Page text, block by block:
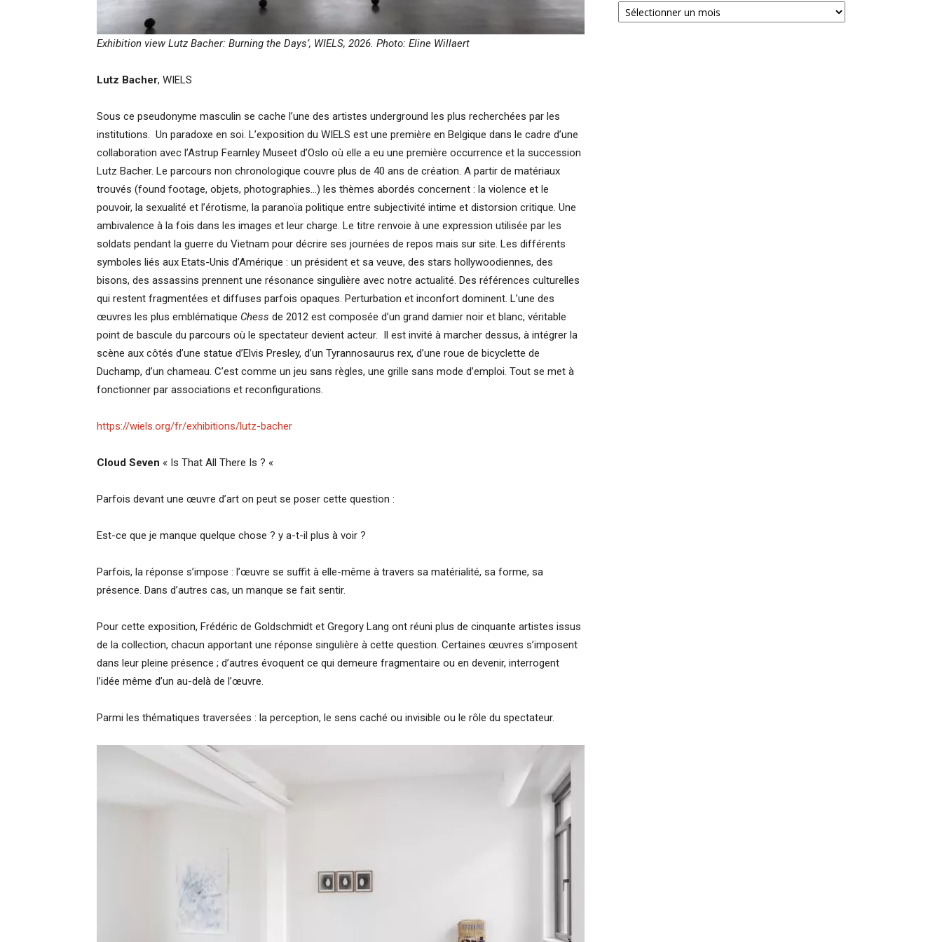
Exhibition view Lutz Bacher: Burning the Days’, WIELS, 2026. Photo: Eline Willaert
Lutz Bacher, WIELS
Sous ce pseudonyme masculin se cache l’une des artistes underground les plus recherchées par les
institutions. Un paradoxe en soi. L’exposition du WIELS est une première en Belgique dans le cadre d’une
collaboration avec l’Astrup Fearnley Museet d’Oslo où elle a eu une première occurrence et la succession
Lutz Bacher. Le parcours non chronologique couvre plus de 40 ans de création. A partir de matériaux
trouvés (found footage, objets, photographies…) les thèmes abordés concernent : la violence et le
pouvoir, la sexualité et l’érotisme, la paranoïa politique entre subjectivité intime et distorsion critique. Une
ambivalence à la fois dans les images et leur charge. Le titre renvoie à une expression utilisée par les
soldats pendant la guerre du Vietnam pour décrire ses journées de repos mais sur site. Les différents
symboles liés aux Etats-Unis d’Amérique : un président et sa veuve, des stars hollywoodiennes, des
bisons, des assassins prennent une résonance singulière avec notre actualité. Des références culturelles
qui restent fragmentées et diffuses parfois opaques. Perturbation et inconfort dominent. L’une des
œuvres les plus emblématique Chess de 2012 est composée d’un grand damier noir et blanc, véritable
point de bascule du parcours où le spectateur devient acteur. Il est invité à marcher dessus, à intégrer la
scène aux côtés d’une statue d’Elvis Presley, d’un Tyrannosaurus rex, d’une roue de bicyclette de
Duchamp, d’un chameau. C’est comme un jeu sans règles, une grille sans mode d’emploi. Tout se met à
fonctionner par associations et reconfigurations.
https://wiels.org/fr/exhibitions/lutz-bacher
Cloud Seven « Is That All There Is ? «
Parfois devant une œuvre d’art on peut se poser cette question :
Est-ce que je manque quelque chose ? y a-t-il plus à voir ?
Parfois, la réponse s’impose : l’œuvre se suffit à elle-même à travers sa matérialité, sa forme, sa
présence. Dans d’autres cas, un manque se fait sentir.
Pour cette exposition, Frédéric de Goldschmidt et Gregory Lang ont réuni plus de cinquante artistes issus
de la collection, chacun apportant une réponse singulière à cette question. Certaines œuvres s’imposent
dans leur pleine présence ; d’autres évoquent ce qui demeure fragmentaire ou en devenir, interrogent
l’idée même d’un au-delà de l’œuvre.
Parmi les thématiques traversées : la perception, le sens caché ou invisible ou le rôle du spectateur.